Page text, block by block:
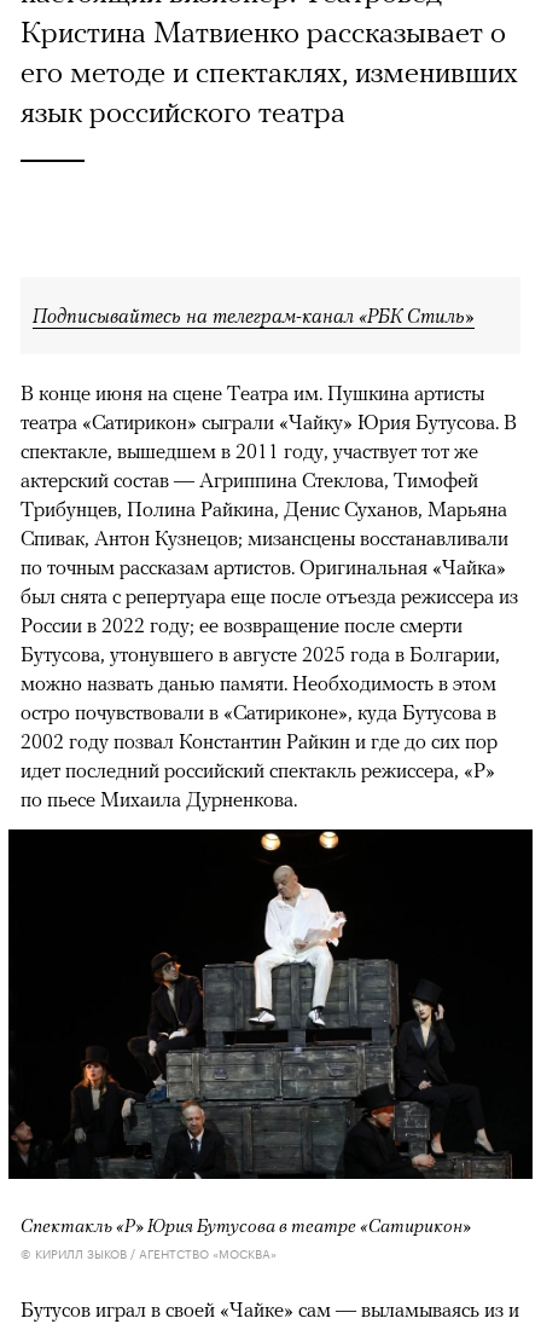
Кристина Матвиенко рассказывает о
его методе и спектаклях, изменивших
язык российского театра
Подписывайтесь на телеграм-канал «РБК Стиль»
В конце июня на сцене Театра им. Пушкина артисты
театра «Сатирикон» сыграли «Чайку» Юрия Бутусова. В
спектакле, вышедшем в 2011 году, участвует тот же
актерский состав — Агриппина Стеклова, Тимофей
Трибунцев, Полина Райкина, Денис Суханов, Марьяна
Спивак, Антон Кузнецов; мизансцены восстанавливали
по точным рассказам артистов. Оригинальная «Чайка»
был снята с репертуара еще после отъезда режиссера из
России в 2022 году; ее возвращение после смерти
Бутусова, утонувшего в августе 2025 года в Болгарии,
можно назвать данью памяти. Необходимость в этом
остро почувствовали в «Сатириконе», куда Бутусова в
2002 году позвал Константин Райкин и где до сих пор
идет последний российский спектакль режиссера, «Р»
по пьесе Михаила Дурненкова.
Спектакль «Р» Юрия Бутусова в театре «Сатирикон»
© КИРИЛЛ ЗЫКОВ / АГЕНТСТВО «МОСКВА»
Бутусов играл в своей «Чайке» сам — выламываясь из и